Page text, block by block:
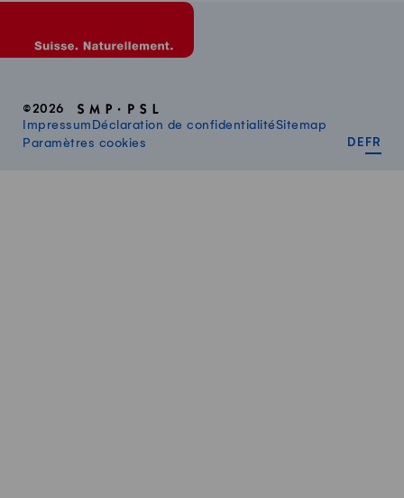
©2026
Impressum Déclaration de confidentialitéSitemap
Paramètres cookies
DE FR